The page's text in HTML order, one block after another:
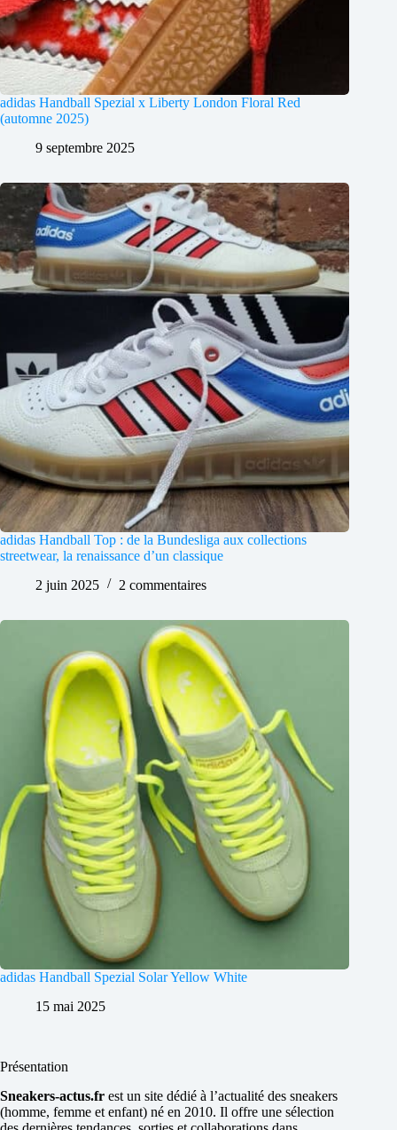
adidas Handball Spezial x Liberty London Floral Red
(automne 2025)
9 septembre 2025
adidas Handball Top : de la Bundesliga aux collections
streetwear, la renaissance d’un classique
2 juin 2025
2 commentaires
adidas Handball Spezial Solar Yellow White
15 mai 2025
Présentation
Sneakers-actus.fr est un site dédié à l’actualité des sneakers
(homme, femme et enfant) né en 2010. Il offre une sélection